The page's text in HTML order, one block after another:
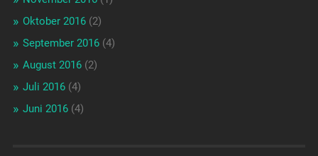
Oktober 2016(2)
September 2016(4)
August 2016(2)
Juli 2016(4)
Juni 2016(4)